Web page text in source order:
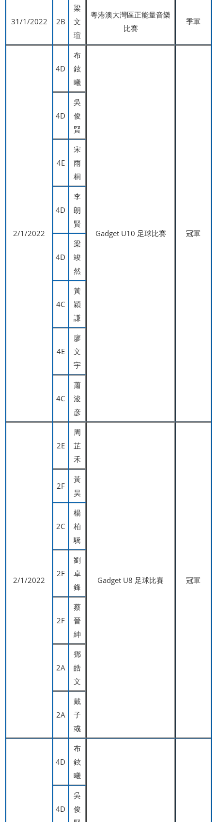
31/1/2022 2B
梁
文
瑄
粵港澳大灣區正能量音樂
比賽
季軍
2/1/2022
4D
布
鉉
曦
Gadget U10 足球比賽 冠軍
4D
吳
俊
賢
4E
宋
雨
桐
4D
李
朗
賢
4D
梁
竣
然
4C
黃
穎
謙
4E
廖
文
宇
4C
蕭
浚
彦
2/1/2022
2E
周
芷
禾
Gadget U8 足球比賽 冠軍
2F
黃
昊
2C
楊
柏
驣
2F
劉
卓
鋒
2F
蔡
晉
紳
2A
鄧
皓
文
2A
戴
子
彧
4D
布
鉉
曦
4D
吳
俊